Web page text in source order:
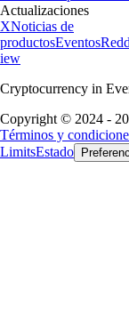
Actualizaciones
XNoticias de
productosEventos
iew
Cryptocurrency in
Copyright © 2024 -
Términos y
LimitsEstado